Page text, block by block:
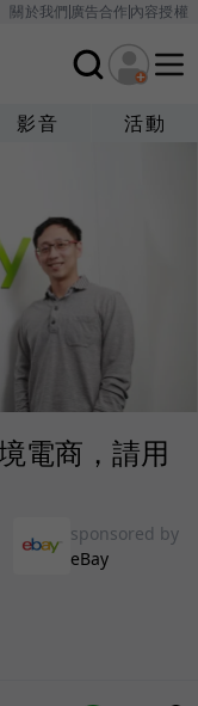
關於我們廣告合作內容授權
影音 活動
電商，請用
sponsored by
eBay